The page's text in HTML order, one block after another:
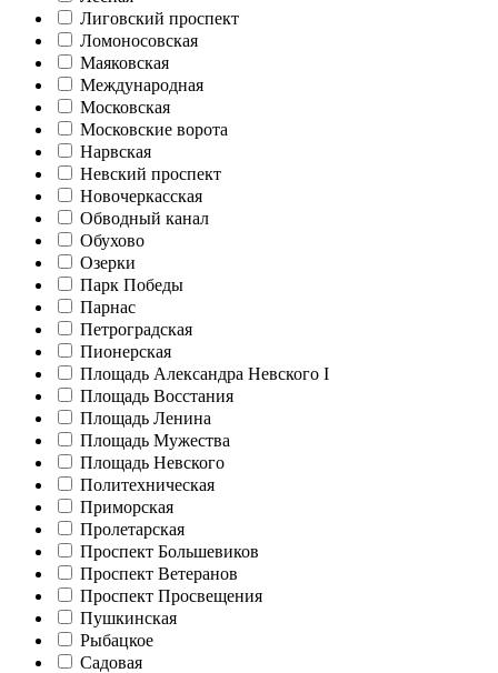
Лиговский проспект
Ломоносовская
Маяковская
Международная
Московская
Московские ворота
Нарвская
Невский проспект
Новочеркасская
Обводный канал
Обухово
Озерки
Парк Победы
Парнас
Петроградская
Пионерская
Площадь Александра Невского I
Площадь Восстания
Площадь Ленина
Площадь Мужества
Площадь Невского
Политехническая
Приморская
Пролетарская
Проспект Большевиков
Проспект Ветеранов
Проспект Просвещения
Пушкинская
Рыбацкое
Садовая